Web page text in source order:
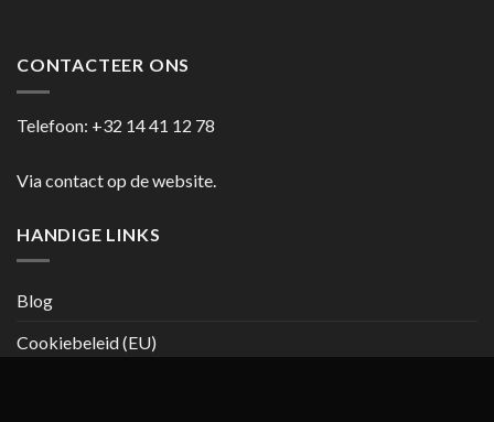
CONTACTEER ONS
Telefoon: +32 14 41 12 78
Via contact op de website.
HANDIGE LINKS
Blog
Cookiebeleid (EU)